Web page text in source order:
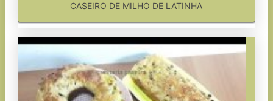
CASEIRO DE MILHO DE LATINHA